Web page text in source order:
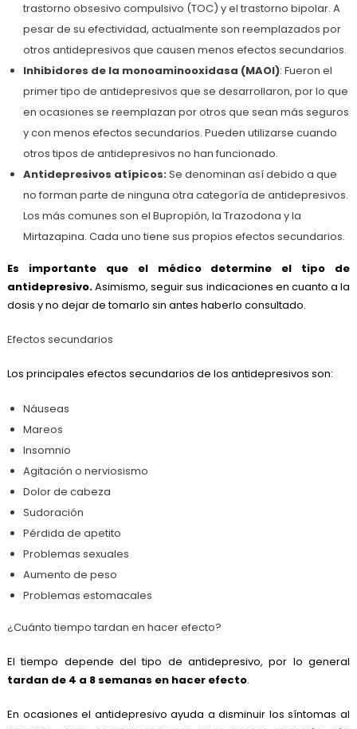
trastorno obsesivo compulsivo (TOC) y el trastorno bipolar. A
pesar de su efectividad, actualmente son reemplazados por
otros antidepresivos que causen menos efectos secundarios.
Inhibidores de la monoaminooxidasa (MAOI): Fueron el
primer tipo de antidepresivos que se desarrollaron, por lo que
en ocasiones se reemplazan por otros que sean más seguros
y con menos efectos secundarios. Pueden utilizarse cuando
otros tipos de antidepresivos no han funcionado.
Antidepresivos atípicos:Se denominan así debido a que
no forman parte de ninguna otra categoría de antidepresivos.
Los más comunes son el Bupropión, la Trazodona y la
Mirtazapina. Cada uno tiene sus propios efectos secundarios.
Es importante que el médico determine el tipo de
antidepresivo.Asimismo, seguir sus indicaciones en cuanto a la
dosis y no dejar de tomarlo sin antes haberlo consultado.
Efectos secundarios
Los principales efectos secundarios de los antidepresivos son:
Náuseas
Mareos
Insomnio
Agitación o nerviosismo
Dolor de cabeza
Sudoración
Pérdida de apetito
Problemas sexuales
Aumento de peso
Problemas estomacales
¿Cuánto tiempo tardan en hacer efecto?
El tiempo depende del tipo de antidepresivo, por lo general
tardan de 4 a 8 semanas en hacer efecto.
En ocasiones el antidepresivo ayuda a disminuir los síntomas al